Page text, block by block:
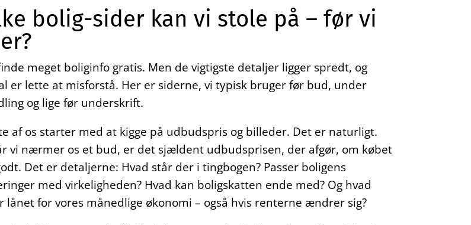
bolig-sider kan vi stole på – før vi
meget boliginfo gratis. Men de vigtigste detaljer ligger spredt, og
er lette at misforstå. Her er siderne, vi typisk bruger før bud, under
og lige før underskrift.
af os starter med at kigge på udbudspris og billeder. Det er naturligt.
vi nærmer os et bud, er det sjældent udbudsprisen, der afgør, om købet
Det er detaljerne: Hvad står der i tingbogen? Passer boligens
med virkeligheden? Hvad kan boligskatten ende med? Og hvad
lånet for vores månedlige økonomi – også hvis renterne ændrer sig?